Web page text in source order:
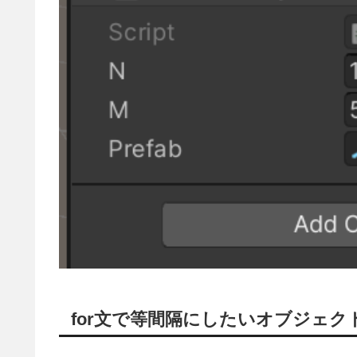
for文で等間隔にしたいオブジェク